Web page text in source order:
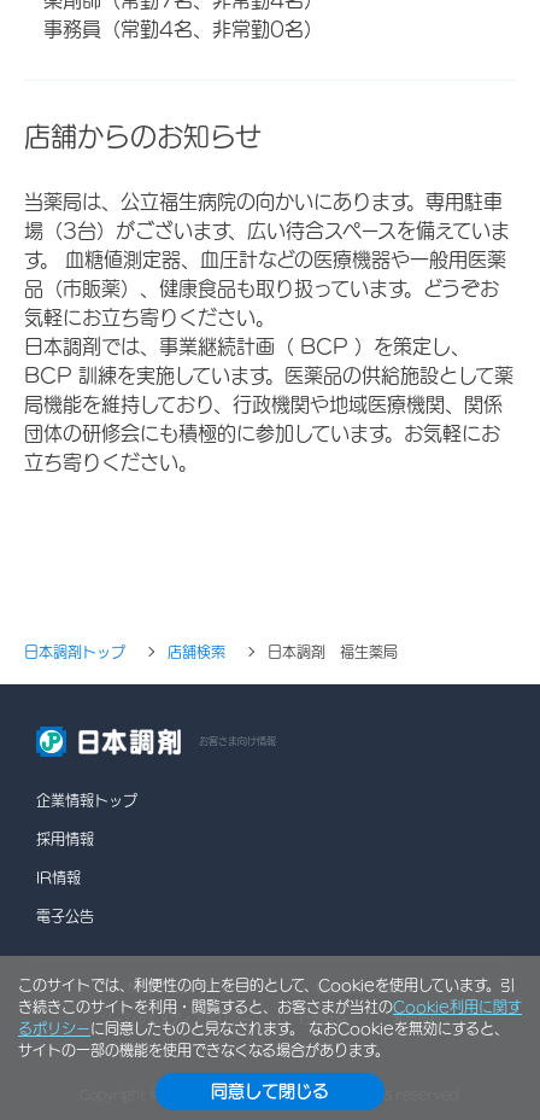
事務員（常勤4名、非常勤0名）
店舗からのお知らせ
当薬局は、公立福生病院の向かいにあります。専用駐車
場（3台）がございます、広い待合スペースを備えていま
す。 血糖値測定器、血圧計などの医療機器や一般用医薬
品（市販薬）、健康食品も取り扱っています。どうぞお
気軽にお立ち寄りください。
日本調剤では、事業継続計画（ BCP ）を策定し、
BCP 訓練を実施しています。医薬品の供給施設として薬
局機能を維持しており、行政機関や地域医療機関、関係
団体の研修会にも積極的に参加しています。お気軽にお
立ち寄りください。
日本調剤トップ 店舗検索 日本調剤 福生薬局
お客さま向け情報
企業情報トップ
採用情報
IR情報
電子公告
情報セキュリティポリシー 個人情報保護方針
利用規約
サイトマップ
Copyright © NIHON CHOUZAI Co., Ltd. All rights reserved.
このサイトでは、利便性の向上を目的として、Cookieを使用しています。引
き続きこのサイトを利用・閲覧すると、お客さまが当社のCookie利用に関す
るポリシーに同意したものと見なされます。 なおCookieを無効にすると、
サイトの一部の機能を使用できなくなる場合があります。
同意して閉じる